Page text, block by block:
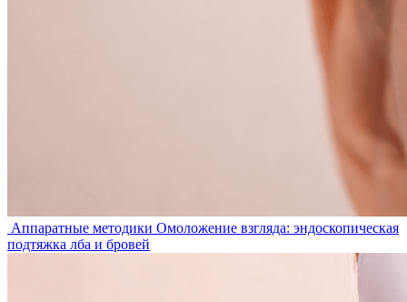
Аппаратные методики Омоложение взгляда: эндоскопическая
подтяжка лба и бровей